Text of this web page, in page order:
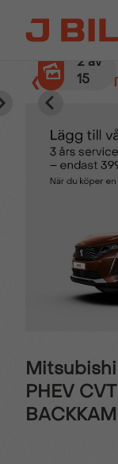
❮ TILLBAKA
2av
15
PHEV